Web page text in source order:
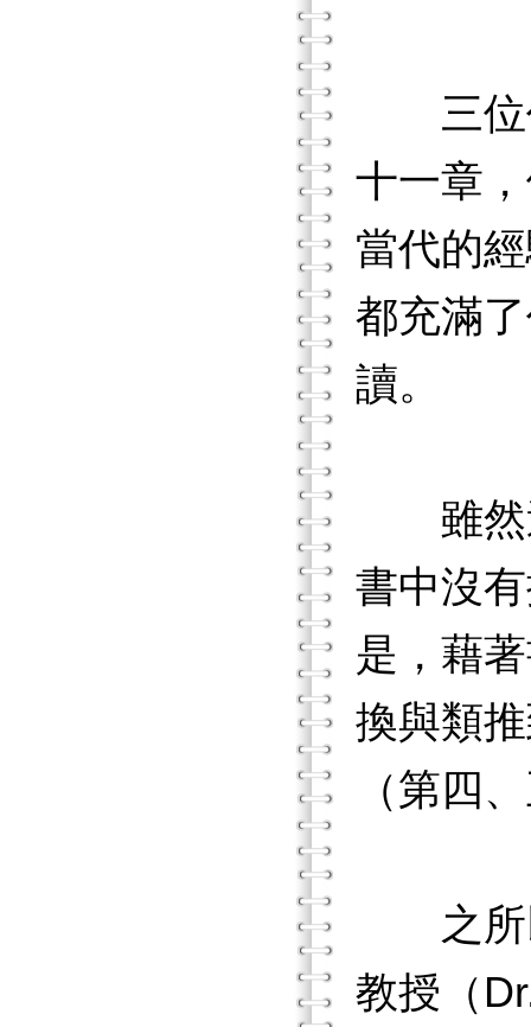
三位作
十一章
當代的
都充滿
讀。
雖然這
書中沒
是，藉
換與類
（第四
之所以
教授（